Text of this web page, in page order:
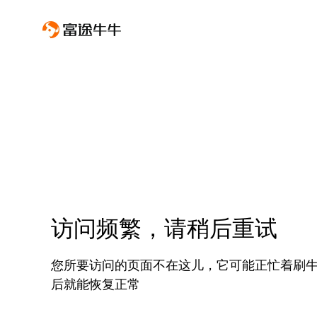
访问频繁，请稍后重试
您所要访问的页面不在这儿，它可能正忙着刷
后就能恢复正常